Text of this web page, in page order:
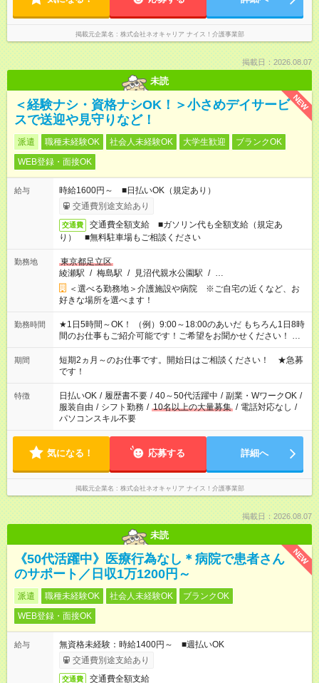
掲載元企業名 株式会社ネオキャリア ナイス！介護事業部
掲載日：2026.08.07
未読
NEW
＜経験ナシ・資格ナシOK！＞小さめデイサービ
スで送迎や見守りなど！
派遣 職種未経験OK 社会人未経験OK 大学生歓迎
ブランクOK
WEB登録・面接OK
給与
時給1600円～ ■日払いOK（規定あり）
交通費別途支給あり
交通費
交通費全額支給 ■ガソリン代も全額支給（規定あ
り） ■無料駐車場もご相談ください
勤務地
東京都足立区
綾瀬駅 / 梅島駅 / 見沼代親水公園駅 / …
＜選べる勤務地＞介護施設や病院 ※ご自宅の近くなど、お
好きな場所を選べます！
勤務時間
★1日5時間～OK！ （例）9:00～18:00のあいだ もちろん1日8時
間のお仕事もご紹介可能です！ご希望をお聞かせください！ ★
家庭の都合でお休みが必要な場合も遠慮なくご相談ください。
※週最低15時間以上の勤務が必要です
期間
短期2ヵ月～のお仕事です。開始日はご相談ください！ ★急募
です！
特徴 日払いOK / 履歴書不要 / 40～50代活躍中 / 副業・WワークOK /
服装自由 / シフト勤務 / 10名以上の大量募集 / 電話対応なし /
パソコンスキル不要
気になる！ 応募する 詳細へ
掲載元企業名 株式会社ネオキャリア ナイス！介護事業部
掲載日：2026.08.07
未読
NEW
《50代活躍中》医療行為なし＊病院で患者さん
のサポート／日収1万1200円～
派遣 職種未経験OK 社会人未経験OK
ブランクOK
WEB登録・面接OK
給与
無資格未経験：時給1400円～ ■週払いOK
交通費別途支給あり
交通費 交通費全額支給